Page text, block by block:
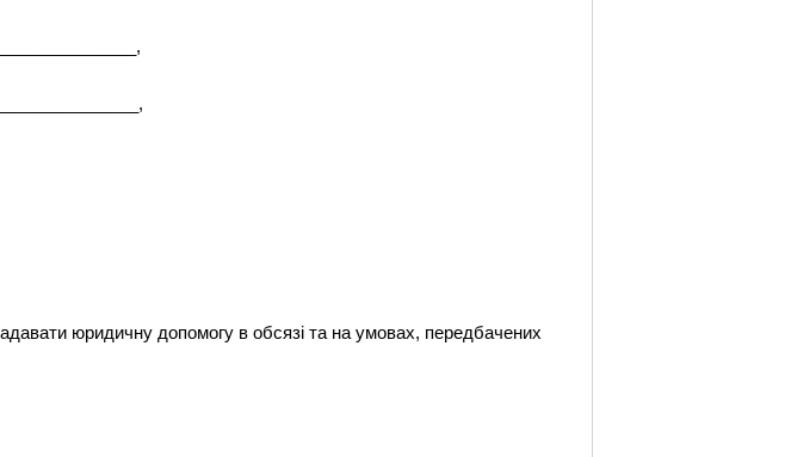
юридичну допомогу в обсязі та на умовах, передбачених